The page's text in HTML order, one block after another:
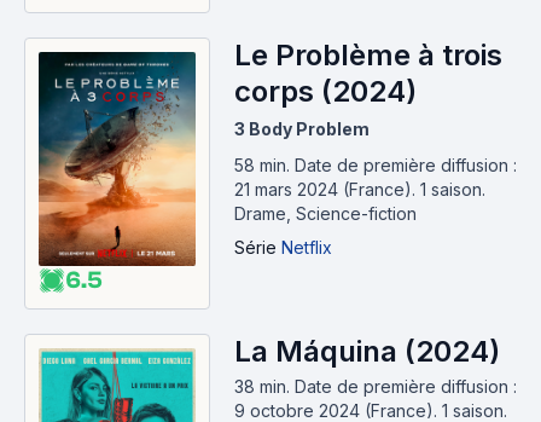
6.5
Le Problème à trois
corps (2024)
3 Body Problem
58 min. Date de première diffusion :
21 mars 2024 (France). 1 saison.
Drame, Science-fiction
Série Netflix
La Máquina (2024)
38 min. Date de première diffusion :
9 octobre 2024 (France). 1 saison.